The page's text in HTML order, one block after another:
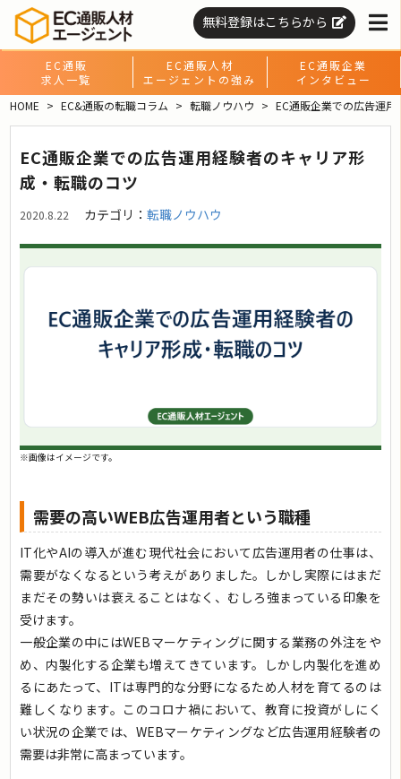
無料登録はこちらから
EC通販
求人一覧
EC通販人材
エージェントの強み
EC通販企業
インタビュー
HOME
EC&通販の転職コラム 転職ノウハウ EC通販企業での広告運
EC通販企業での広告運用経験者のキャリア形
成・転職のコツ
2020.8.22 カテゴリ：転職ノウハウ
※画像はイメージです。
需要の高いWEB広告運用者という職種
IT化やAIの導入が進む現代社会において広告運用者の仕事は、
需要がなくなるという考えがありました。しかし実際にはまだ
まだその勢いは衰えることはなく、むしろ強まっている印象を
受けます。
一般企業の中にはWEBマーケティングに関する業務の外注をや
め、内製化する企業も増えてきています。しかし内製化を進め
るにあたって、ITは専門的な分野になるため人材を育てるのは
難しくなります。このコロナ禍において、教育に投資がしにく
い状況の企業では、WEBマーケティングなど広告運用経験者の
需要は非常に高まっています。